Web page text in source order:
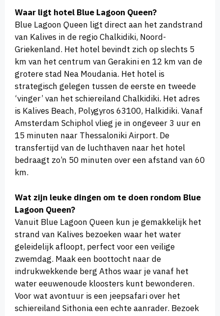
Waar ligt hotel Blue Lagoon Queen?
Blue Lagoon Queen ligt direct aan het zandstrand
van Kalives in de regio Chalkidiki, Noord-
Griekenland. Het hotel bevindt zich op slechts 5
km van het centrum van Gerakini en 12 km van de
grotere stad Nea Moudania. Het hotel is
strategisch gelegen tussen de eerste en tweede
‘vinger’ van het schiereiland Chalkidiki. Het adres
is Kalives Beach, Polygyros 63100, Halkidiki. Vanaf
Amsterdam Schiphol vlieg je in ongeveer 3 uur en
15 minuten naar Thessaloniki Airport. De
transfertijd van de luchthaven naar het hotel
bedraagt zo’n 50 minuten over een afstand van 60
km.
Wat zijn leuke dingen om te doen rondom Blue
Lagoon Queen?
Vanuit Blue Lagoon Queen kun je gemakkelijk het
strand van Kalives bezoeken waar het water
geleidelijk afloopt, perfect voor een veilige
zwemdag. Maak een boottocht naar de
indrukwekkende berg Athos waar je vanaf het
water eeuwenoude kloosters kunt bewonderen.
Voor wat avontuur is een jeepsafari over het
schiereiland Sithonia een echte aanrader. Bezoek